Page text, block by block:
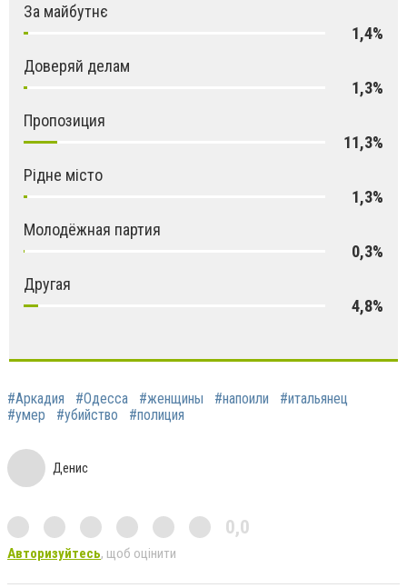
За майбутнє
1,4%
Доверяй делам
1,3%
Пропозиция
11,3%
Рідне місто
1,3%
Молодёжная партия
0,3%
Другая
4,8%
#Аркадия #Одесса #женщины #напоили
#итальянец
#умер
#убийство #полиция
Денис
0,0
Авторизуйтесь, щоб оцінити